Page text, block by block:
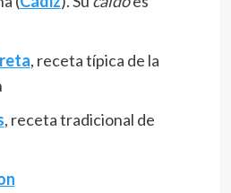
, receta típica de la
, receta tradicional de